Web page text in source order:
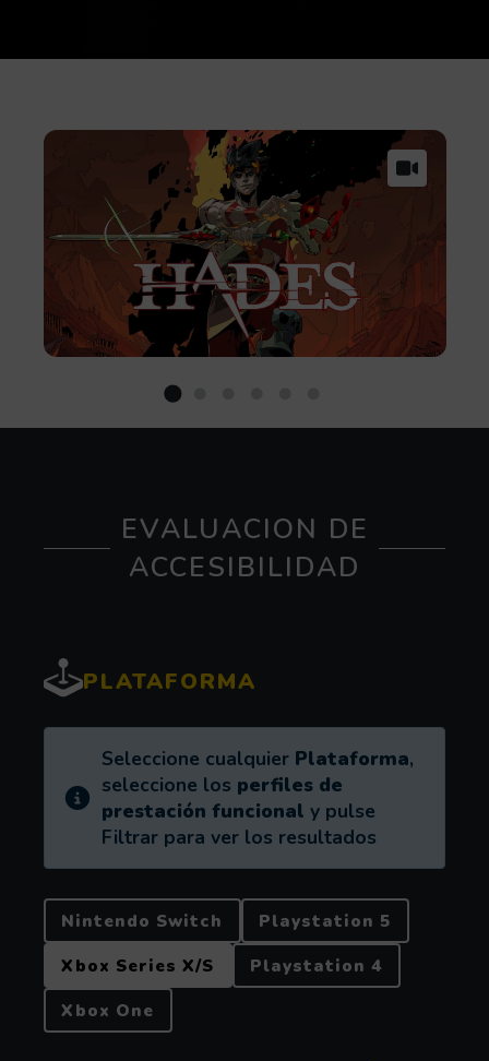
EVALUACION DE
ACCESIBILIDAD
PLATAFORMA
Información:
Seleccione cualquier Plataforma,
seleccione los perfiles de
prestación funcional y pulse
Filtrar para ver los resultados
PLATAFORMA
Nintendo Switch
Playstation 5
Xbox Series X/S
Playstation 4
Xbox One